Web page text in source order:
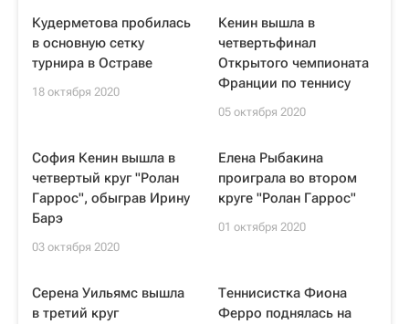
Кудерметова пробилась
в основную сетку
турнира в Остраве
18 октября 2020
Кенин вышла в
четвертьфинал
Открытого чемпионата
Франции по теннису
05 октября 2020
София Кенин вышла в
четвертый круг "Ролан
Гаррос", обыграв Ирину
Барэ
03 октября 2020
Елена Рыбакина
проиграла во втором
круге "Ролан Гаррос"
01 октября 2020
Серена Уильямс вышла
в третий круг
Теннисистка Фиона
Ферро поднялась на